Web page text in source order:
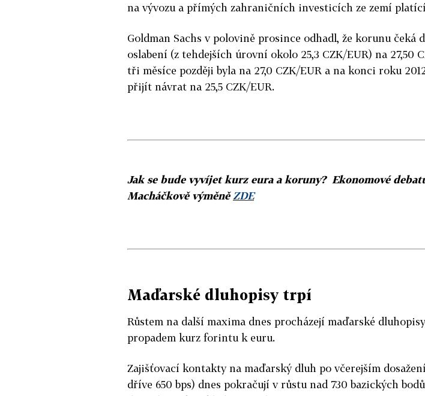
na vývozu a přímých zahraničních investicích ze zemí
Goldman Sachs v polovině prosince odhadl, že korunu čeká
oslabení (z tehdejších úrovní okolo 25,3 CZK/EUR) na 27,50
tři měsíce později byla na 27,0 CZK/EUR a na konci roku
přijít návrat na 25,5 CZK/EUR.
Jak se bude vyvíjet kurz eura a koruny? Ekonomové
Macháčkově výměněZDE
Maďarské dluhopisy trpí
Růstem na další maxima dnes procházejí maďarské
propadem kurz forintu k euru.
Zajišťovací kontakty na maďarský dluh po včerejším
dříve 650 bps) dnes pokračují v růstu nad 730 bazických